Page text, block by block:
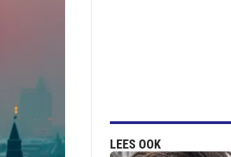
LEES OOK